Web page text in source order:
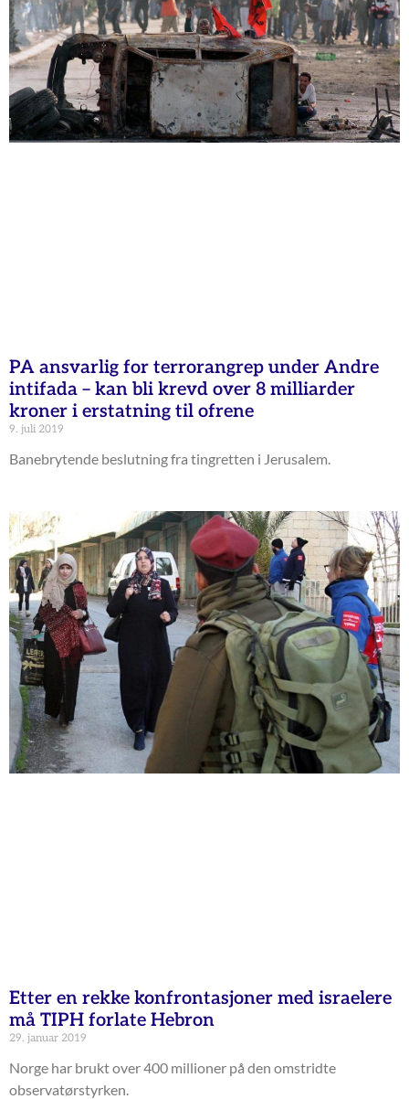
PA ansvarlig for terrorangrep under Andre
intifada – kan bli krevd over 8 milliarder
kroner i erstatning til ofrene
9. juli 2019
Banebrytende beslutning fra tingretten i Jerusalem.
Etter en rekke konfrontasjoner med israelere
må TIPH forlate Hebron
29. januar 2019
Norge har brukt over 400 millioner på den omstridte
observatørstyrken.